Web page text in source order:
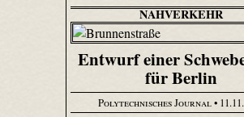
NAHVERKEHR
Entwurf einer
für Berlin
Polytechnisches Journal•